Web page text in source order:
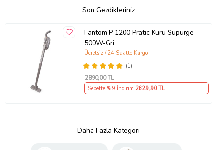
Son Gezdikleriniz
Fantom P 1200 Pratic Kuru Süpürge
500W-Gri
(1)
Ücretsiz / 24 Saatte Kargo
2890,00 TL
Sepette %9 İndirim 2629,90 TL
Daha Fazla Kategori